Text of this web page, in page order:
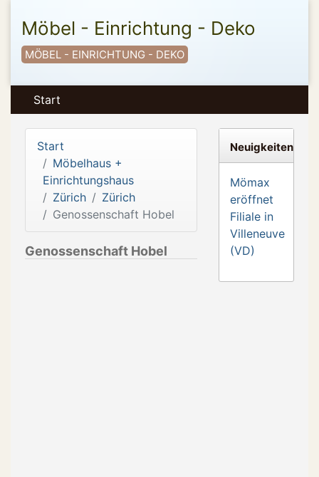
Möbel - Einrichtung - Deko
MÖBEL - EINRICHTUNG - DEKO
Start
Start
Möbelhaus +
Einrichtungshaus
Zürich
Zürich
Genossenschaft Hobel
Genossenschaft Hobel
Neuigkeiten
Mömax
eröffnet
Filiale in
Villeneuve
(VD)